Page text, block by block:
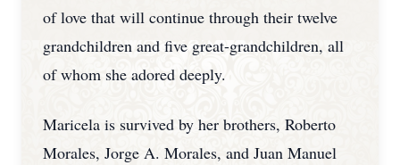
of love that will continue through their twelve
grandchildren and five great-grandchildren, all
of whom she adored deeply.
Maricela is survived by her brothers, Roberto
Morales, Jorge A. Morales, and Juan Manuel